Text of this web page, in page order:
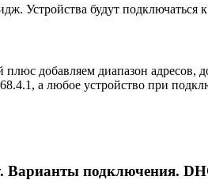
Устройства будут подключаться
добавляем диапазон адресов,
а любое устройство при
подключения.